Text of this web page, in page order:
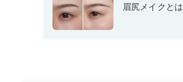
眉尻メイクとは